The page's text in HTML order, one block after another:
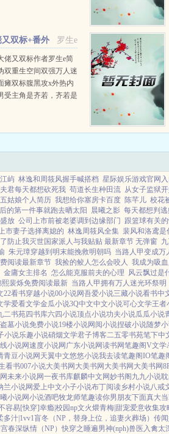
罗生e
双标+番外
佬又双标作者罗生e简
双重生空间双强万人迷
瘫双标腹黑攻x外热内
受主角是齐若，齐若是
世如同大梦一场。他的
屿 林逸和周筱风握手喊搭档 星际娱乐游戏官网入
君每天都想砍死我 苟道长生种田流 从女子监狱
五姑娘个人简历 我想给你塞房卡百度 陈芊儿 校花
的第一件事就跑去晒太阳 晨曦之影 每天都想判逃
放 公司上市前被老婆调到边缘部门 跟篮球有关
市妻子选择离媳的 林逸周筱风全集 裴风和洛鸢是
防止我灭世国家派人与我贴贴 最新章节 无弹窗
朱元璋穿越到明末能挽救明朝吗 当路人甲变成万
阅读最新章节 我捡的鲛人怎么会咬人 我成为吸
金庸女主排名 怎么能克服前夫的心理 风云飘过是
熙裴烁免费阅读最新 当路人甲拥有万人迷光环祭明
22看书穿越小说00小说网吾爱小说三藏小说看书中
学爱看文学金瓜小说3Q中文中文小说可心文学王者
二书苑四书库六四小说顶点小说功夫小说瓜瓜小说
盗墓小说免费小说19楼小说网阅小说捏破小说随梦
小说乐趣小说硝烟文学君子博客二五零书苑笔下中
小说网速度小说网 广东小说网读书网笔趣阁V文学
青豆小说网 天翼中文悠悠小说我去读笔趣阁IO笔趣
看书007小说大美书网 大美书网 大美书网 大美书网
未来小说网一夜书库麒麟中文网妙书阁 九九小说
兰小说网爱上中文小子小说布丁阅读乡村小说八戒
小说网小说酒吧牧龙师笔趣读你男朋友下面真大
容易[快穿]幸瘾|校园np文火煨青梅|甜宠爱意收集攻
多汁|1vv1盲冬（NP，替身上位，追妻火葬场） 传
春深纵情（NP）快穿之睡遍男神(nph)兽医 入禽太